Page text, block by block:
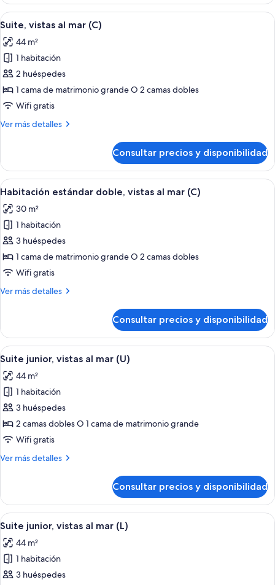
vistas
al
(C)
Abrir
todas
las
fotos
de
Suite,
vistas
mar
Una habitación de hotel con cama,
3
Suite, vistas al mar (C)
44 m²
1 habitación
2 huéspedes
1 cama de matrimonio grande O 2 camas dobles
Wifi gratis
Ver más detalles
Más
vistas
al
mar
Consultar precios y disponibilidad
Abrir
todas
las
fotos
de
Habitación
estándar
vistas
(C)
Habitación de hotel con cama,
2
Habitación estándar doble, vistas al mar (C)
30 m²
1 habitación
3 huéspedes
1 cama de matrimonio grande O 2 camas dobles
Wifi gratis
Ver más detalles
Más
estándar
doble,
vistas
mar
(C)
Consultar precios y disponibilidad
Abrir
todas
las
fotos
de
Suite
junior,
al
Una habitación de hotel con cama,
2
Suite junior, vistas al mar (U)
44 m²
1 habitación
3 huéspedes
2 camas dobles O 1 cama de matrimonio grande
Wifi gratis
Ver más detalles
Más
junior,
vistas
al
(U)
Consultar precios y disponibilidad
Abrir
todas
las
fotos
de
Una habitación de hotel con cama,
2
Suite junior, vistas al mar (L)
44 m²
1 habitación
3 huéspedes